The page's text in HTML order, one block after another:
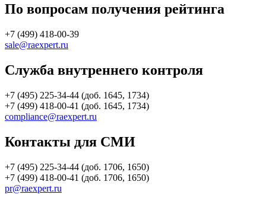
По вопросам получения рейтинга
+7 (499) 418-00-39
sale@raexpert.ru
Служба внутреннего контроля
+7 (495) 225-34-44 (доб. 1645, 1734)
+7 (499) 418-00-41 (доб. 1645, 1734)
compliance@raexpert.ru
Контакты для СМИ
+7 (495) 225-34-44 (доб. 1706, 1650)
+7 (499) 418-00-41 (доб. 1706, 1650)
pr@raexpert.ru